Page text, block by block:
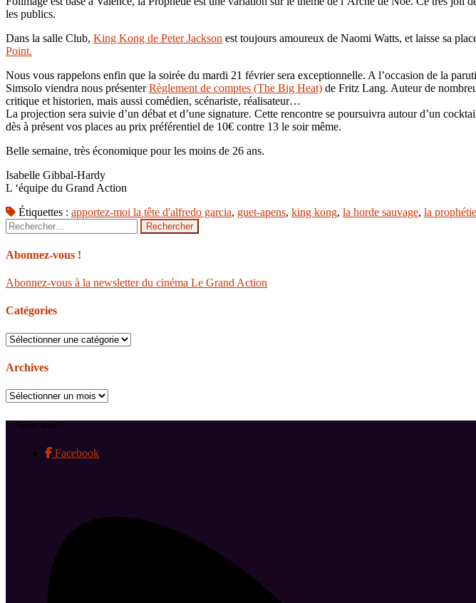
les publics.
Dans la salle Club, King Kong de Peter Jackson est toujours amoureux de Naomi Watts, et laisse sa
Point.
Nous vous rappelons enfin que la soirée du mardi 21 février sera exceptionnelle. A l’occasion de la
Simsolo viendra nous présenterRèglement de comptes (The Big Heat) de Fritz Lang. Auteur de
critique et historien, mais aussi comédien, scénariste, réalisateur…
La projection sera suivie d’un débat et d’une signature. Cette rencontre se poursuivra autour d’un
dès à présent vos places au prix préférentiel de 10€ contre 13 le soir même.
Belle semaine, très économique pour les moins de 26 ans.
Isabelle Gibbal-Hardy
L ‘équipe du Grand Action
Étiquettes : apportez-moi la tête d'alfredo garcia, guet-apens, king kong, la horde sauvage, la
Rechercher :
Abonnez-vous !
Abonnez-vous à la newsletter du cinéma Le Grand Action
Catégories
Catégories
Archives
Archives
Suivez-nous !
Facebook